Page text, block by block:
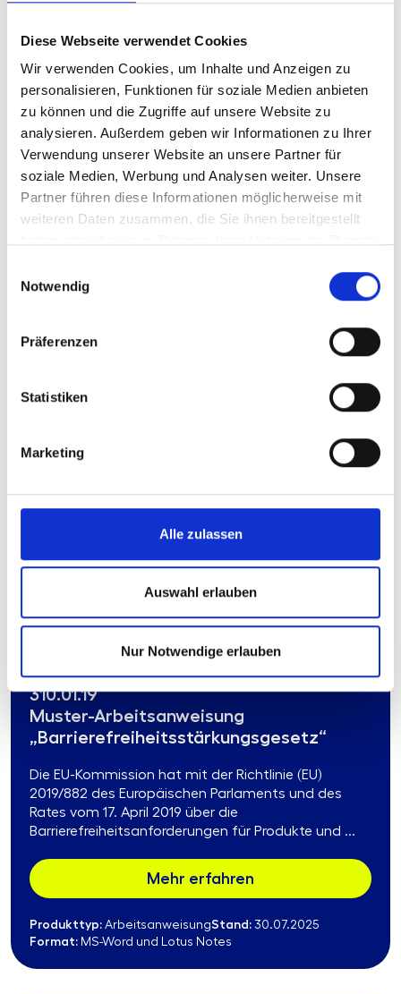
Diese Webseite verwendet Cookies
Wir verwenden Cookies, um Inhalte und Anzeigen zu
personalisieren, Funktionen für soziale Medien anbieten
zu können und die Zugriffe auf unsere Website zu
analysieren. Außerdem geben wir Informationen zu Ihrer
Verwendung unserer Website an unsere Partner für
soziale Medien, Werbung und Analysen weiter. Unsere
Partner führen diese Informationen möglicherweise mit
weiteren Daten zusammen, die Sie ihnen bereitgestellt
Notwendig
Präferenzen
Statistiken
Marketing
Alle zulassen
Auswahl erlauben
Nur Notwendige erlauben
310.01.07
Banken erteilen eigenen Kunden und anderen
Kreditinstituten für deren Zwecke und die ihrer
Kunden als besondere Serviceleistung
Bankauskünfte. Mit einer Bankauskunft kann ein ...
Mehr erfahren
Produkttyp: Arbeitsanweisung Stand: 30.03.2023
Muster-Arbeitsanweisung
Die Muster-Arbeitsanweisung soll der Bank und ihren
Durchsuchungsmaßnahme deren
ordnungsgemäßen Ablauf ermöglichen. Ziel ist es,
Mehr erfahren
MS-Word und Lotus Notes
310.01.19
Muster-Arbeitsanweisung
„Barrierefreiheitsstärkungsgesetz“
Die EU-Kommission hat mit der Richtlinie (EU)
2019/882 des Europäischen Parlaments und des
Rates vom 17. April 2019 über die
Barrierefreiheitsanforderungen für Produkte und ...
Mehr erfahren
Produkttyp: ArbeitsanweisungStand: 30.07.2025
Format: MS-Word und Lotus Notes